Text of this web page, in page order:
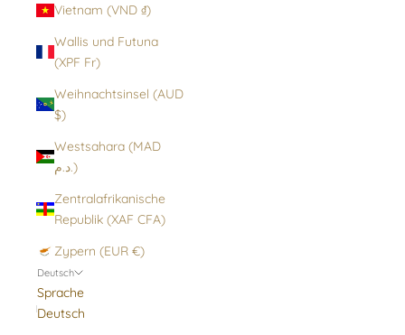
Vietnam (VND ₫)
Wallis und Futuna
(XPF Fr)
Weihnachtsinsel (AUD
$)
Westsahara (MAD
د.م.)
Zentralafrikanische
Republik (XAF CFA)
Zypern (EUR €)
Deutsch
Sprache
Deutsch